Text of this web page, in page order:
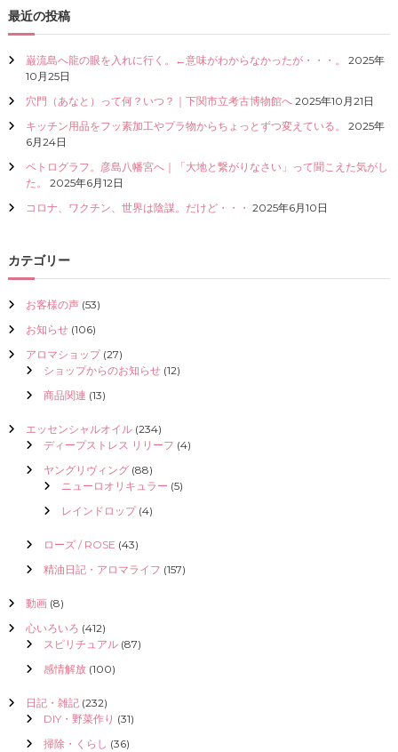
ン
最近の投稿
巌流島へ龍の眼を入れに行く。←意味がわからなかったが・・・。
2025年
10月25日
穴門（あなと）って何？いつ？｜下関市立考古博物館へ 2025年10月21日
キッチン用品をフッ素加工やプラ物からちょっとずつ変えている。
2025年
6月24日
ペトログラフ。彦島八幡宮へ｜「大地と繋がりなさい」って聞こえた気がし
た。
2025年6月12日
コロナ、ワクチン、世界は陰謀。だけど・・・ 2025年6月10日
カテゴリー
お客様の声(53)
お知らせ(106)
アロマショップ(27)
ショップからのお知らせ(12)
商品関連 (13)
エッセンシャルオイル(234)
ディープストレス リリーフ (4)
ヤングリヴィング(88)
ニューロオリキュラー (5)
レインドロップ(4)
ローズ / ROSE (43)
精油日記・アロマライフ (157)
動画(8)
心いろいろ (412)
スピリチュアル(87)
感情解放(100)
日記・雑記(232)
DIY・野菜作り (31)
掃除・くらし (36)